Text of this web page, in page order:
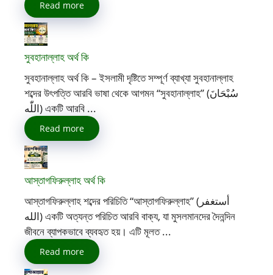
Read more
সুবহানাল্লাহ অর্থ কি
সুবহানাল্লাহ অর্থ কি – ইসলামী দৃষ্টিতে সম্পূর্ণ ব্যাখ্যা সুবহানাল্লাহ
শব্দের উৎপত্তি আরবি ভাষা থেকে আগমন “সুবহানাল্লাহ” (سُبْحَانَ
اللّٰه) একটি আরবি ...
Read more
আস্তাগফিরুল্লাহ অর্থ কি
আস্তাগফিরুল্লাহ শব্দের পরিচিতি “আস্তাগফিরুল্লাহ” (أستغفر
الله) একটি অত্যন্ত পরিচিত আরবি বাক্য, যা মুসলমানদের দৈনন্দিন
জীবনে ব্যাপকভাবে ব্যবহৃত হয়। এটি মূলত ...
Read more